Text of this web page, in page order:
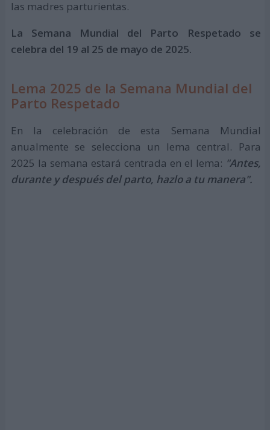
las madres parturientas.
La Semana Mundial del Parto Respetado se
celebra del 19 al 25 de mayo de 2025.
Lema 2025 de la Semana Mundial del
Parto Respetado
En la celebración de esta Semana Mundial
anualmente se selecciona un lema central. Para
2025 la semana estará centrada en el lema: "Antes,
durante y después del parto, hazlo a tu manera".